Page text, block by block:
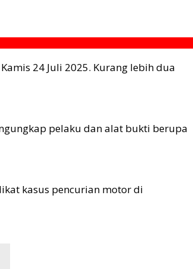
24 Juli 2025. Kurang lebih dua
pelaku dan alat bukti berupa
kasus pencurian motor di